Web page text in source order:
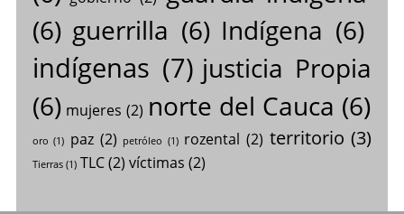
(6) guerrilla (6) Indígena (6)
indígenas (7) justicia Propia
(6) mujeres (2) norte del Cauca (6)
oro (1) paz (2) petróleo (1) rozental (2) territorio (3)
Tierras(1) TLC(2) víctimas (2)